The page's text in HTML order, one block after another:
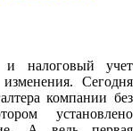
и налоговый учет
изменения. Сегодня
компании без
установлено